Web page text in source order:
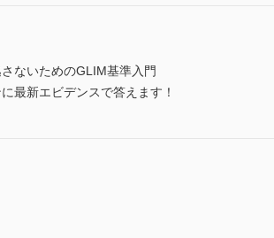
ないためのGLIM基準入門
最新エビデンスで答えます！